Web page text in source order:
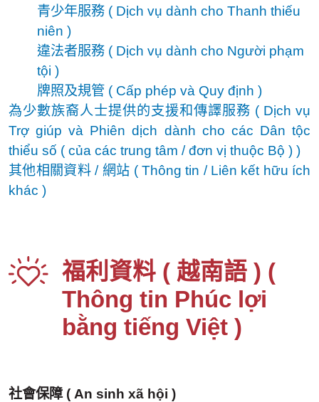
青少年服務 ( Dịch vụ dành cho Thanh thiếu
niên )
違法者服務 ( Dịch vụ dành cho Người phạm
tội )
牌照及規管 ( Cấp phép và Quy định )
為少數族裔人士提供的支援和傳譯服務 ( Dịch vụ
Trợ giúp và Phiên dịch dành cho các Dân tộc
thiểu số ( của các trung tâm / đơn vị thuộc Bộ ) )
其他相關資料 / 網站 ( Thông tin / Liên kết hữu ích
khác )
福利資料 ( 越南語 ) (
Thông tin Phúc lợi
bằng tiếng Việt )
社會保障 ( An sinh xã hội )